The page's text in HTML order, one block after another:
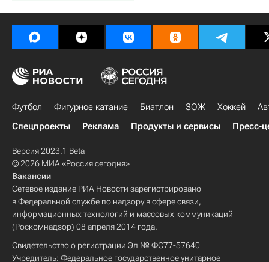
Футбол Фигурное катание Биатлон ЗОЖ Хоккей
Спецпроекты
Реклама Продукты и сервисы Пресс-
Версия 2023.1 Beta
© 2026 МИА «Россия сегодня»
Вакансии
Сетевое издание РИА Новости зарегистрировано
в Федеральной службе по надзору в сфере связи,
информационных технологий и массовых коммуникаций
(Роскомнадзор) 08 апреля 2014 года.
Свидетельство о регистрации Эл № ФС77-57640
Учредитель: Федеральное государственное унитарное